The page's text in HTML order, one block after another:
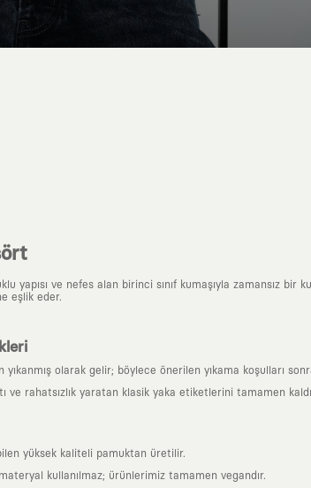
yapısı ve nefes alan birinci sınıf kumaşıyla zamansız bir
eşlik eder.
olarak gelir; böylece önerilen yıkama koşulları
ve rahatsızlık yaratan klasik yaka etiketlerini tamamen
yüksek kaliteli pamuktan üretilir.
kullanılmaz; ürünlerimiz tamamen vegandır.